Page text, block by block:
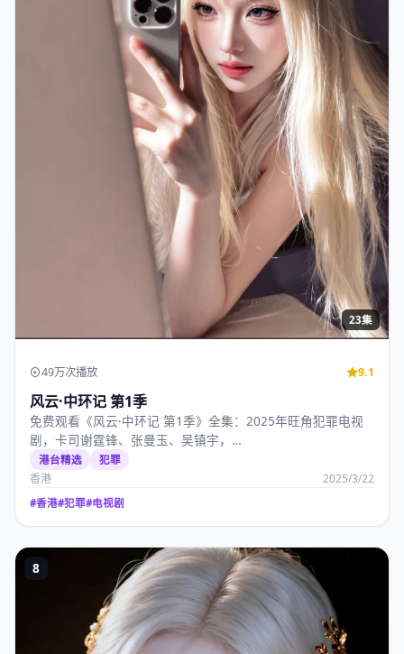
23集
49万次播放 9.1
风云·中环记 第1季
免费观看《风云·中环记 第1季》全集：2025年旺角犯罪电视
剧，卡司谢霆锋、张曼玉、吴镇宇，…
港台精选 犯罪
香港 2025/3/22
#香港#犯罪#电视剧
8